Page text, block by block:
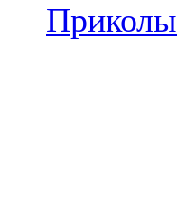
Приколы